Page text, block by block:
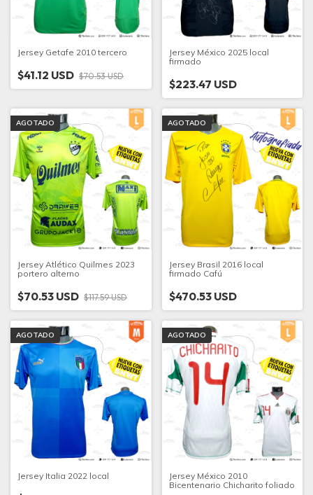
Jersey Getafe 2010 tercero
$41.12 USD $70.53 USD
Jersey México 2025 local
firmado
$223.47 USD
AGOTADO
Jersey Atlético Quilmes 2023
portero alterno
$70.53 USD $117.59 USD
AGOTADO
Jersey Brasil 2016 local
firmado Cafú
$470.53 USD
AGOTADO
Jersey Italia 2022 local
AGOTADO
Jersey México 2010
Bicentenario Chicharito foliado